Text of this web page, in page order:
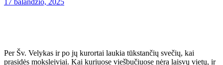
Per Šv. Velykas ir po jų kurortai laukia tūkstančių svečių, kai
prasidės moksleiviai. Kai kuriuose viešbučiuose nėra laisvų vietų, ir